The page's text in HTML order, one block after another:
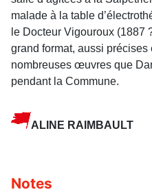
malade à la table
le Docteur Vigouroux (1887
grand format, aussi
nombreuses œuvres que
pendant la Commune.
ALINE RAIMBAULT
Notes